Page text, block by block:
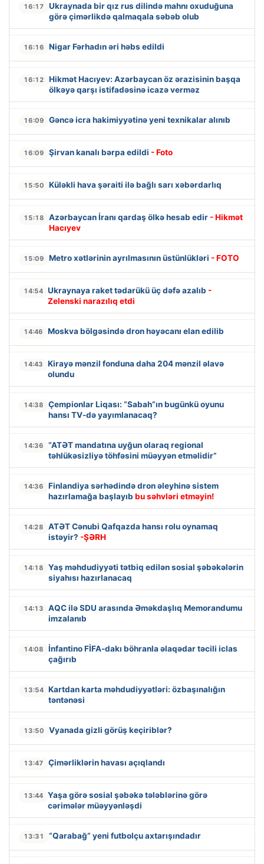
16:17
Ukraynada bir qız rus dilində mahnı oxuduğuna
görə çimərlikdə qalmaqala səbəb olub
16:16 Nigar Fərhadın əri həbs edildi
16:12
Hikmət Hacıyev: Azərbaycan öz ərazisinin başqa
ölkəyə qarşı istifadəsinə icazə verməz
16:09 Gəncə icra hakimiyyətinə yeni texnikalar alınıb
16:09 Şirvan kanalı bərpa edildi - Foto
15:50 Küləkli hava şəraiti ilə bağlı sarı xəbərdarlıq
15:18 Azərbaycan İranı qardaş ölkə hesab edir - Hikmət
Hacıyev
15:09 Metro xətlərinin ayrılmasının üstünlükləri - FOTO
14:54 Ukraynaya raket tədarükü üç dəfə azalıb -
Zelenski narazılıq etdi
14:46 Moskva bölgəsində dron həyəcanı elan edilib
14:43
Kirayə mənzil fonduna daha 204 mənzil əlavə
olundu
14:38
Çempionlar Liqası: “Sabah”ın bugünkü oyunu
hansı TV-də yayımlanacaq?
14:36
“ATƏT mandatına uyğun olaraq regional
təhlükəsizliyə töhfəsini müəyyən etməlidir”
14:36
Finlandiya sərhədində dron əleyhinə sistem
hazırlamağa başlayıb bu səhvləri etməyin!
14:28
ATƏT Cənubi Qafqazda hansı rolu oynamaq
istəyir? -ŞƏRH
14:18
Yaş məhdudiyyəti tətbiq edilən sosial şəbəkələrin
siyahısı hazırlanacaq
14:13
AQC ilə SDU arasında Əməkdaşlıq Memorandumu
imzalanıb
14:08
İnfantino FİFA-dakı böhranla əlaqədar təcili iclas
çağırıb
13:54 Kartdan karta məhdudiyyətləri: özbaşınalığın
təntənəsi
13:50 Vyanada gizli görüş keçiriblər?
13:47 Çimərliklərin havası açıqlandı
13:44 Yaşa görə sosial şəbəkə tələblərinə görə
cərimələr müəyyənləşdi
13:31 “Qarabağ” yeni futbolçu axtarışındadır